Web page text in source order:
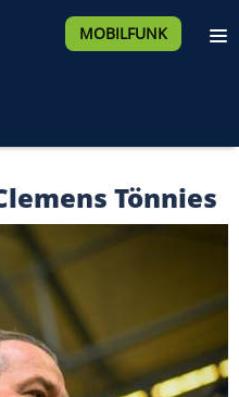
MOBILFUNK
Tönnies